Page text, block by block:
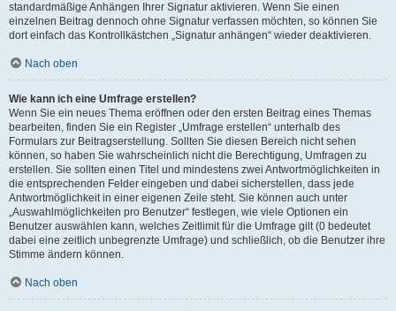
standardmäßige Anhängen Ihrer Signatur aktivieren. Wenn Sie einen
einzelnen Beitrag dennoch ohne Signatur verfassen möchten, so können Sie
dort einfach das Kontrollkästchen „Signatur anhängen“ wieder deaktivieren.
Nach oben
Wie kann ich eine Umfrage erstellen?
Wenn Sie ein neues Thema eröffnen oder den ersten Beitrag eines Themas
bearbeiten, finden Sie ein Register „Umfrage erstellen“ unterhalb des
Formulars zur Beitragserstellung. Sollten Sie diesen Bereich nicht sehen
können, so haben Sie wahrscheinlich nicht die Berechtigung, Umfragen zu
erstellen. Sie sollten einen Titel und mindestens zwei Antwortmöglichkeiten in
die entsprechenden Felder eingeben und dabei sicherstellen, dass jede
Antwortmöglichkeit in einer eigenen Zeile steht. Sie können auch unter
„Auswahlmöglichkeiten pro Benutzer“ festlegen, wie viele Optionen ein
Benutzer auswählen kann, welches Zeitlimit für die Umfrage gilt (0 bedeutet
dabei eine zeitlich unbegrenzte Umfrage) und schließlich, ob die Benutzer ihre
Stimme ändern können.
Nach oben